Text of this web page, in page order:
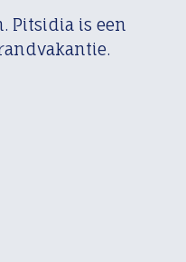
Pitsidia is een